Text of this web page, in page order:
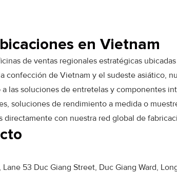
en Vietnam
de ventas regionales estratégicas
confección de Vietnam y el sudeste asiático,
las soluciones de entretelas y componentes
soluciones de rendimiento a medida o
directamente con nuestra red global de
Lane 53 Duc Giang Street, Duc Giang Ward,